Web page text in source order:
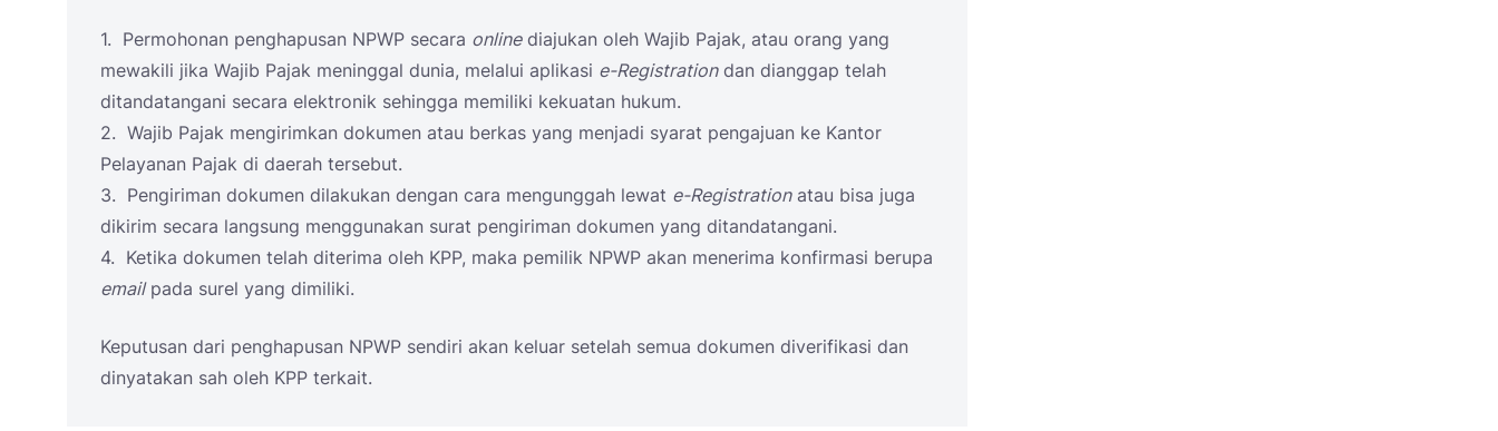
1. Permohonan penghapusan NPWP secara onlinediajukan oleh Wajib Pajak, atau orang yang
mewakili jika Wajib Pajak meninggal dunia, melalui aplikasi e-Registrationdan dianggap telah
ditandatangani secara elektronik sehingga memiliki kekuatan hukum.
2. Wajib Pajak mengirimkan dokumen atau berkas yang menjadi syarat pengajuan ke Kantor
Pelayanan Pajak di daerah tersebut.
3. Pengiriman dokumen dilakukan dengan cara mengunggah lewat e-Registrationatau bisa juga
dikirim secara langsung menggunakan surat pengiriman dokumen yang ditandatangani.
4. Ketika dokumen telah diterima oleh KPP, maka pemilik NPWP akan menerima konfirmasi berupa
emailpada surel yang dimiliki.
Keputusan dari penghapusan NPWP sendiri akan keluar setelah semua dokumen diverifikasi dan
dinyatakan sah oleh KPP terkait.